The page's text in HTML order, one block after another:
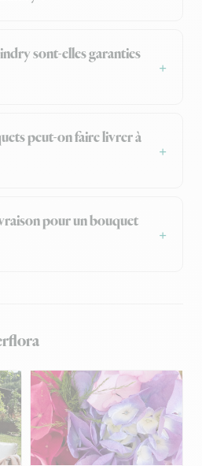
sont-elles garanties
peut-on faire livrer à
pour un bouquet